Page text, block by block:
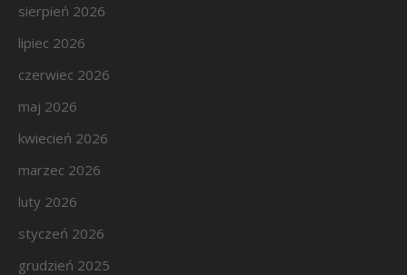
sierpień 2026
lipiec 2026
czerwiec 2026
maj 2026
kwiecień 2026
marzec 2026
luty 2026
styczeń 2026
grudzień 2025